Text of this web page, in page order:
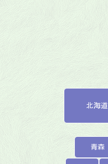
北海道
青森